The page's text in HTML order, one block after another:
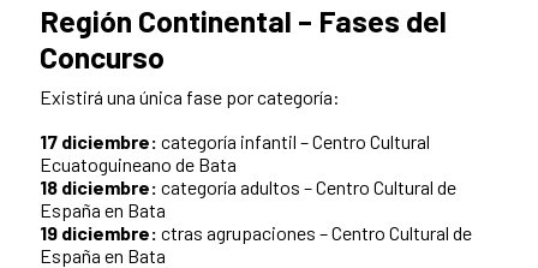
Región Continental – Fases del
Concurso
Existirá una única fase por categoría:
17 diciembre: categoría infantil – Centro Cultural
Ecuatoguineano de Bata
18 diciembre: categoría adultos – Centro Cultural de
España en Bata
19 diciembre: ctras agrupaciones – Centro Cultural de
España en Bata